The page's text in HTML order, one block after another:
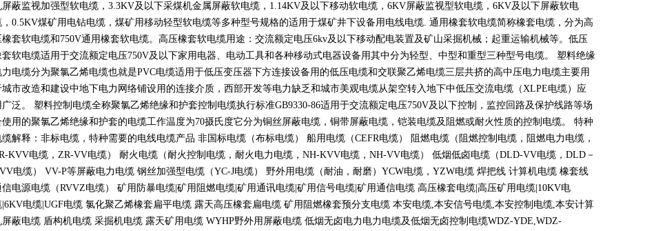
屏蔽监视加强型软电缆， 3.3KV及以下采煤机金属屏蔽软电缆， 1.14KV及以下移动软电缆， 6KV屏蔽监视型软电缆， 6KV及以下屏蔽软电
0.5KV煤矿用电钻电缆，煤矿用移动轻型软电缆等多种型号规格的适用于煤矿井下设备用电线电缆. 通用橡套软电缆简称橡套电缆，分为高
橡套软电缆和 750V通用橡套软电缆。高压橡套软电缆用途：交流额定电压6kv及以下移动配电装置及矿山采掘机械；起重运输机械等。低压
套软电缆适用于交流额定电压750V及以下家用电器、电动工具和各种移动式电器设备用其中分为轻型、中型和重型三种型号电缆。 塑料绝缘
力电缆分为聚氯乙烯电缆也就是PVC电缆适用于低压变压器下方连接设备用的低压电缆和交联聚乙烯电缆三层共挤的高中压电力电缆主要用
城市改造和建设中地下电力网络铺设用的连接介质，西部开发等电力缺乏和城市美观电缆从架空转入地下中低压交流电缆（XLPE电缆）应
广泛。 塑料控制电缆全称聚氯乙烯绝缘和护套控制电缆执行标准GB9330-86适用于交流额定电压750V及以下控制，监控回路及保护线路等场
使用的聚氯乙烯绝缘和护套的电缆工作温度为70摄氏度它分为铜丝屏蔽电缆，铜带屏蔽电缆，铠装电缆及阻燃或耐火性质的控制电缆。 特种
缆解释：非标电缆，特种需要的电线电缆产品 非国标电缆（布标电缆） 船用电缆（CEFR电缆） 阻燃电缆（阻燃控制电缆，阻燃电力电缆，
KVV电缆， ZR-VV电缆） 耐火电缆（耐火控制电缆，耐火电力电缆， NH-KVV电缆， NH-VV电缆） 低烟低卤电缆（DLD-VV电缆， DLD －
电缆） VV-P等屏蔽电力电缆 钢丝加强型电缆（YC-J电缆） 野外用电缆（耐油，耐磨） YCW电缆， YZW电缆 焊把线 计算机电缆 橡套线
信电源电缆（RVVZ电缆） 矿用防暴电缆 矿用阻燃电缆 矿用通讯电缆 矿用信号电缆 矿用通信电缆 高压橡套电缆 高压矿用电缆 |10KV电
|6KV电缆 |UGF电缆 氯化聚乙烯橡套扁平电缆 露天高压橡套扁电缆 矿用阻燃橡套预分支电缆 本安电缆,本安信号电缆,本安控制电缆,本安计算
屏蔽电缆 盾构机电缆 采掘机电缆 露天矿用电缆 WYHP野外用屏蔽电缆 低烟无卤电力电力电缆及低烟无卤控制电缆WDZ-YDE,WDZ-